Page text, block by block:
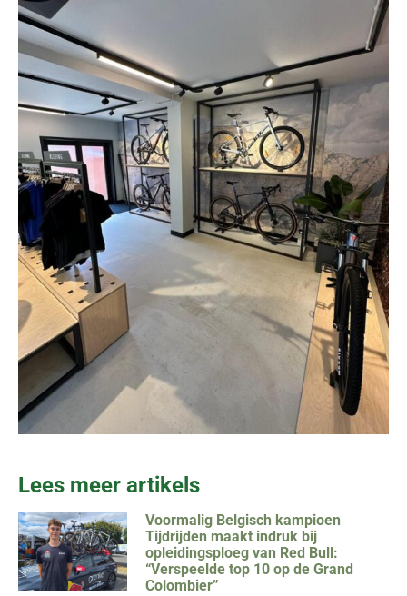
Lees meer artikels
Voormalig Belgisch kampioen
Tijdrijden maakt indruk bij
opleidingsploeg van Red Bull:
“Verspeelde top 10 op de Grand
Colombier”